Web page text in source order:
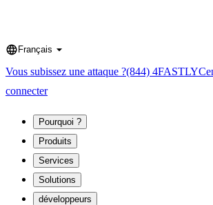
Language
Français
Vous subissez une attaque ?(844) 4FASTLY
connecter
Pourquoi ?
Produits
Services
Solutions
développeurs